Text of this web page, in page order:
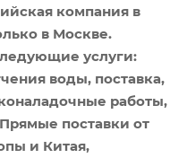
компания в
в Москве.
услуги:
воды, поставка,
работы,
поставки от
и Китая,